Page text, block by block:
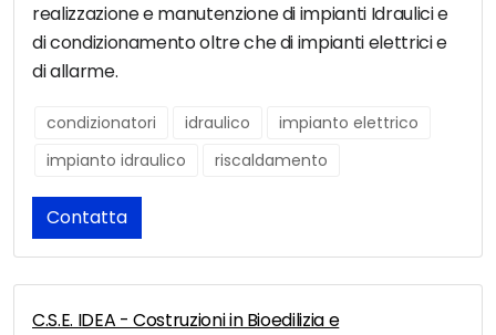
realizzazione e manutenzione di impianti Idraulici e
di condizionamento oltre che di impianti elettrici e
di allarme.
condizionatori idraulico
impianto elettrico
impianto idraulico
riscaldamento
Contatta
C.S.E. IDEA - Costruzioni in Bioedilizia e